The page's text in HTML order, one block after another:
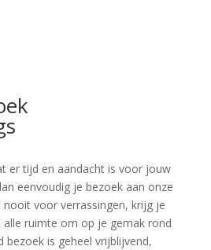
er tijd en aandacht is voor jouw
eenvoudig je bezoek aan onze
voor verrassingen, krijg je
alle ruimte om op je gemak rond
bezoek is geheel vrijblijvend,